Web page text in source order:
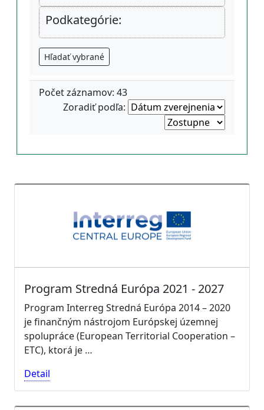
Podkategórie:
Hľadať vybrané
Počet záznamov: 43
Zoradiť podľa:
Program Stredná Európa 2021 - 2027
Program Interreg Stredná Európa 2014 – 2020
je finančným nástrojom Európskej územnej
spolupráce (European Territorial Cooperation –
ETC), ktorá je …
Detail